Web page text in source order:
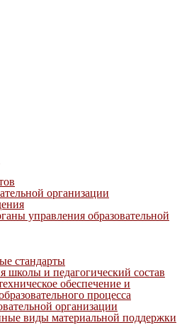
организации
управления образовательной
стандарты
школы и педагогический состав
обеспечение и
процесса
организации
виды материальной поддержки